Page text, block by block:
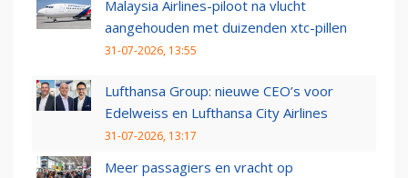
Malaysia Airlines-piloot na vlucht
aangehouden met duizenden xtc-pillen
31-07-2026, 13:55
Lufthansa Group: nieuwe CEO’s voor
Edelweiss en Lufthansa City Airlines
31-07-2026, 13:17
Meer passagiers en vracht op